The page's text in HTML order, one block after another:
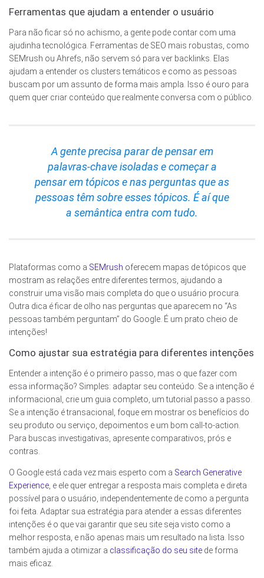
Ferramentas que ajudam a entender o usuário
Para não ficar só no achismo, a gente pode contar com uma
ajudinha tecnológica. Ferramentas de SEO mais robustas, como
SEMrush ou Ahrefs, não servem só para ver backlinks. Elas
ajudam a entender os clusters temáticos e como as pessoas
buscam por um assunto de forma mais ampla. Isso é ouro para
quem quer criar conteúdo que realmente conversa com o público.
A gente precisa parar de pensar em
palavras-chave isoladas e começar a
pensar em tópicos e nas perguntas que as
pessoas têm sobre esses tópicos. É aí que
a semântica entra com tudo.
Plataformas como a SEMrush oferecem mapas de tópicos que
mostram as relações entre diferentes termos, ajudando a
construir uma visão mais completa do que o usuário procura.
Outra dica é ficar de olho nas perguntas que aparecem no “As
pessoas também perguntam” do Google. É um prato cheio de
intenções!
Como ajustar sua estratégia para diferentes intenções
Entender a intenção é o primeiro passo, mas o que fazer com
essa informação? Simples: adaptar seu conteúdo. Se a intenção é
informacional, crie um guia completo, um tutorial passo a passo.
Se a intenção é transacional, foque em mostrar os benefícios do
seu produto ou serviço, depoimentos e um bom call-to-action.
Para buscas investigativas, apresente comparativos, prós e
contras.
O Google está cada vez mais esperto com a Search Generative
Experience, e ele quer entregar a resposta mais completa e direta
possível para o usuário, independentemente de como a pergunta
foi feita. Adaptar sua estratégia para atender a essas diferentes
intenções é o que vai garantir que seu site seja visto como a
melhor resposta, e não apenas mais um resultado na lista. Isso
também ajuda a otimizar a classificação do seu site de forma
mais eficaz.